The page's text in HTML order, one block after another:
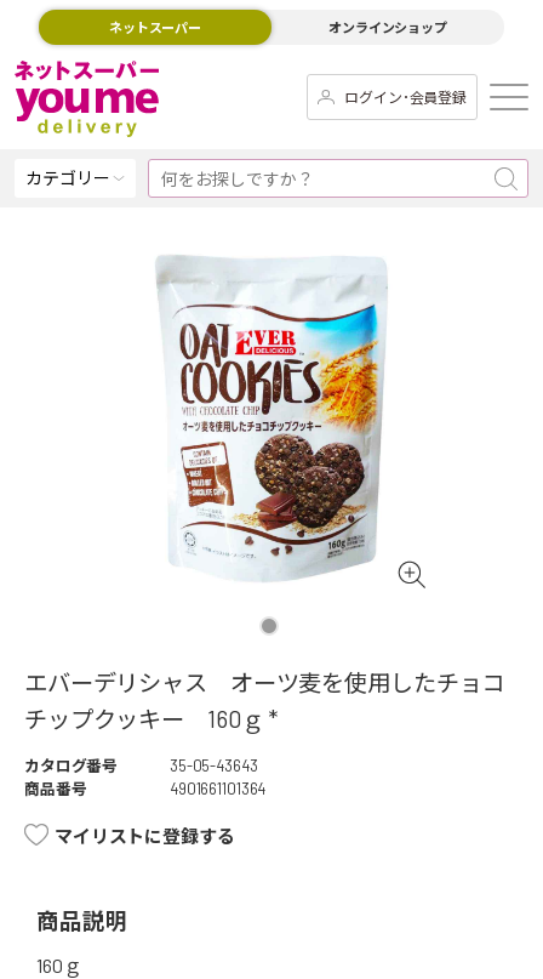
ネットスーパー オンラインショップ
ログイン･会員登録
カテゴリー
エバーデリシャス オーツ麦を使用したチョコ
チップクッキー 160ｇ *
カタログ番号
35-05-43643
商品番号
4901661101364
マイリストに登録する
商品説明
160ｇ